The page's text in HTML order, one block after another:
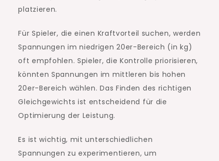
platzieren.
Für Spieler, die einen Kraftvorteil suchen, werden
Spannungen im niedrigen 20er-Bereich (in kg)
oft empfohlen. Spieler, die Kontrolle priorisieren,
könnten Spannungen im mittleren bis hohen
20er-Bereich wählen. Das Finden des richtigen
Gleichgewichts ist entscheidend für die
Optimierung der Leistung.
Es ist wichtig, mit unterschiedlichen
Spannungen zu experimentieren, um